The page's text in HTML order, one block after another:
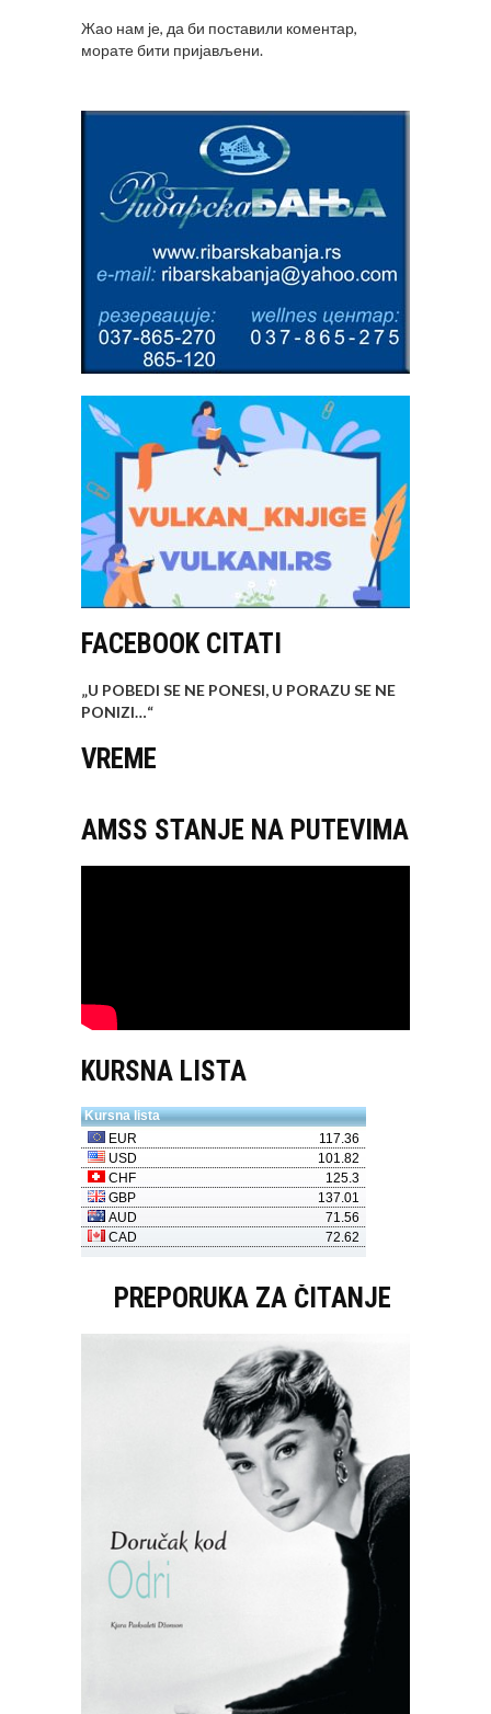
Жао нам је, да би поставили коментар,
моратебити пријављени.
FACEBOOK CITATI
„U POBEDI SE NE PONESI, U PORAZU SE NE
PONIZI…“
VREME
AMSS STANJE NA PUTEVIMA
KURSNA LISTA
PREPORUKA ZA ČITANJE